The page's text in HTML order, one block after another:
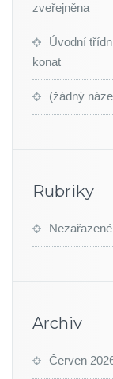
zveřejněna
Úvodní
konat
(žádný
Rubriky
Nezařazené
Archiv
Červen